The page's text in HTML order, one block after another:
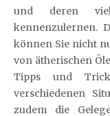
und deren
kennenzulernen.
können Sie nicht
von ätherischen
Tipps und
verschiedenen
zudem die